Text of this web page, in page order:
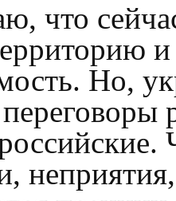
что
Но,